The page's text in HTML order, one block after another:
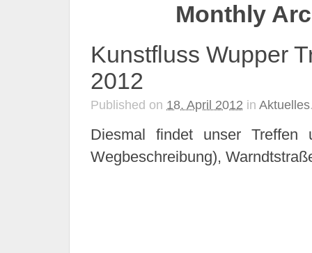
Monthly
Kunstfluss Wupper
2012
Published on 18. April 2012 in Aktuelles
Diesmal findet unser
Wegbeschreibung),